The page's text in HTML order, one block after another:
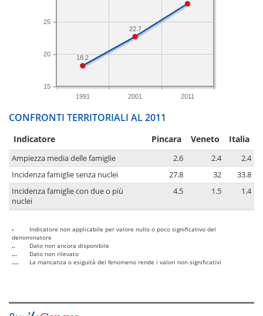
1991 2001 2011
15
20
25
22.7
18.2
CONFRONTI TERRITORIALI AL 2011
Indicatore Pincara Veneto Italia
Ampiezza media delle famiglie 2.6 2.4
2.4
Incidenza famiglie senza nuclei
27.8 32
33.8
Incidenza famiglie con due o più
nuclei
4.5 1.5 1.4
-
Indicatore non applicabile per valore nullo o poco significativo del
denominatore
..
Dato non ancora disponibile
...
Dato non rilevato
....
La mancanza o esiguità del fenomeno rende i valori non significativi